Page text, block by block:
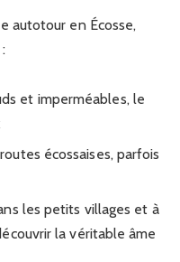
autotour en Écosse,
et imperméables, le
écossaises, parfois
les petits villages et à
la véritable âme